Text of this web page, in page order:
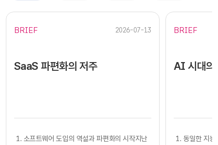
BRIEF 2026-07-13
SaaS 파편화의 저주
​​ 1. 소프트웨어 도입의 역설과 파편화의 시작지난
BRIEF
AI 시대의
1. 동일한 지